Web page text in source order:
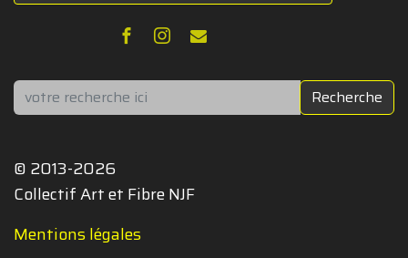
Rechercher Recherche
© 2013-2026
Collectif Art et Fibre NJF
Mentions légales